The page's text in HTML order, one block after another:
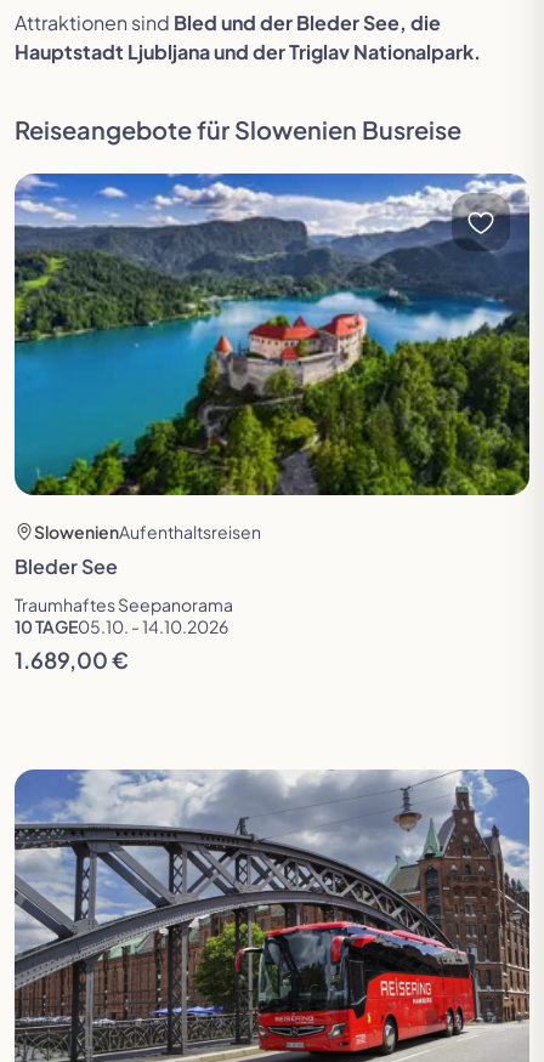
Festspielreisen
Attraktionen sind Bled und der Bleder See, die
Hauptstadt Ljubljana und der Triglav Nationalpark.
Reiseangebote für Slowenien Busreise
Reise öffnen
SlowenienAufenthaltsreisen
Bleder See
Traumhaftes Seepanorama
10 TAGE05.10. - 14.10.2026
1.689,00 €